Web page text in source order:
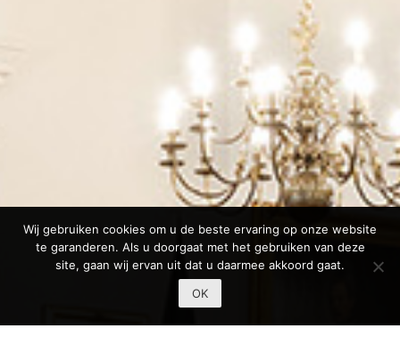
Wij gebruiken cookies om u de beste ervaring op onze website
te garanderen. Als u doorgaat met het gebruiken van deze
site, gaan wij ervan uit dat u daarmee akkoord gaat.
OK